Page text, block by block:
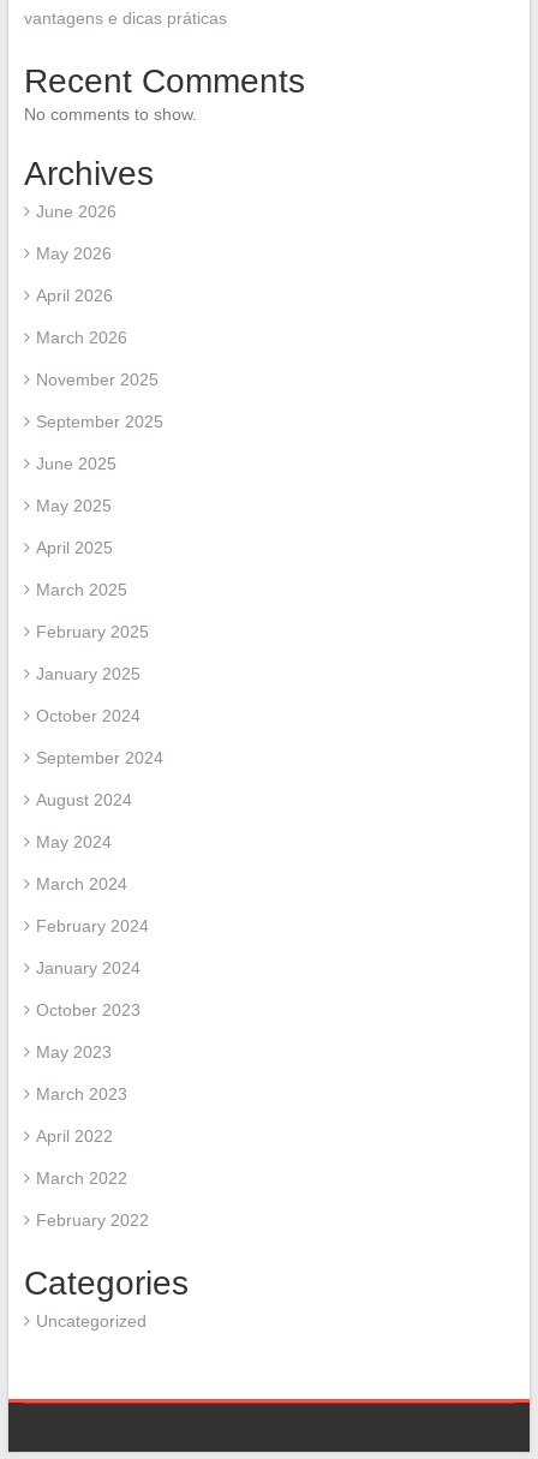
vantagens e dicas práticas
Recent Comments
No comments to show.
Archives
June 2026
May 2026
April 2026
March 2026
November 2025
September 2025
June 2025
May 2025
April 2025
March 2025
February 2025
January 2025
October 2024
September 2024
August 2024
May 2024
March 2024
February 2024
January 2024
October 2023
May 2023
March 2023
April 2022
March 2022
February 2022
Categories
Uncategorized